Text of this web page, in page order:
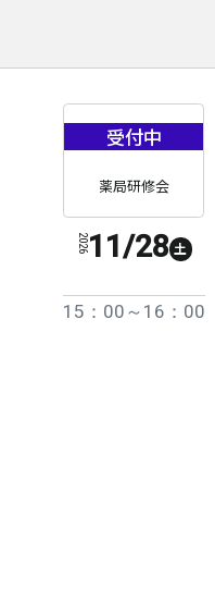
受付中
薬局研修会
202611/28 土
15：00～16：00